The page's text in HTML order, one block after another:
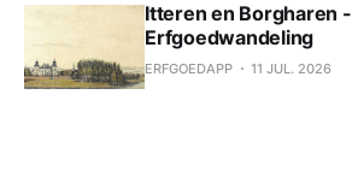
Itteren en Borgharen -
Erfgoedwandeling
ERFGOEDAPP 11 JUL. 2026